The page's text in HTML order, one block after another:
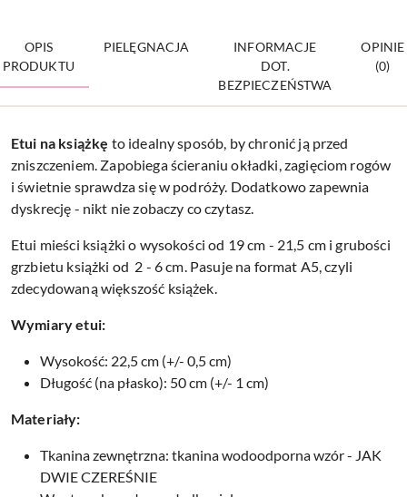
OPIS
PRODUKTU
PIELĘGNACJA
INFORMACJE
DOT.
BEZPIECZEŃSTWA
OPINIE
(0)
Etui na książkę to idealny sposób, by chronić ją przed
zniszczeniem. Zapobiega ścieraniu okładki, zagięciom rogów
i świetnie sprawdza się w podróży. Dodatkowo zapewnia
dyskrecję - nikt nie zobaczy co czytasz.
Etui mieści książki o wysokości od 19 cm - 21,5 cm i grubości
grzbietu książki od 2 - 6 cm. Pasuje na format A5, czyli
zdecydowaną większość książek.
Wymiary etui:
Wysokość: 22,5 cm (+/- 0,5 cm)
Długość (na płasko): 50 cm (+/- 1 cm)
Materiały:
Tkanina zewnętrzna: tkanina wodoodporna wzór - JAK
DWIE CZEREŚNIE